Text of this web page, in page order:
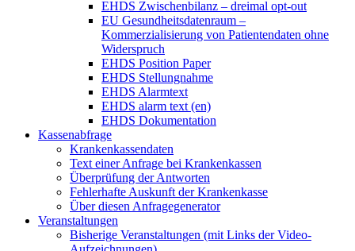
EHDS Zwischenbilanz – dreimal opt-out
EU Gesundheitsdatenraum –
Kommerzialisierung von Patientendaten ohne
Widerspruch
EHDS Position Paper
EHDS Stellungnahme
EHDS Alarmtext
EHDS alarm text (en)
EHDS Dokumentation
Kassenabfrage
Krankenkassendaten
Text einer Anfrage bei Krankenkassen
Überprüfung der Antworten
Fehlerhafte Auskunft der Krankenkasse
Über diesen Anfragegenerator
Veranstaltungen
Bisherige Veranstaltungen (mit Links der Video-